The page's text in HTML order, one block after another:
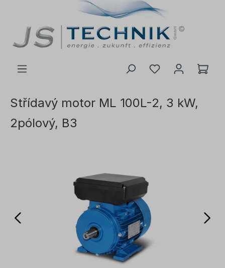
Střídavý motor ML 100L-2, 3 kW,
2pólový, B3